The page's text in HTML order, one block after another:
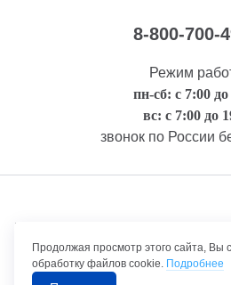
8-800-700-
Режим
пн-сб: с 7:00
вс: с 7:00 до
звонок по России
Правовая информация
Продолжая просмотр этого сайта, Вы
обработку файлов cookie. Подробнее